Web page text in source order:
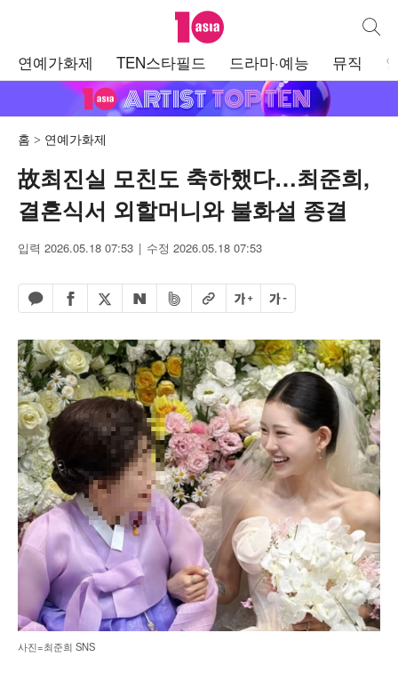
텐아시아 통합
연예가화제 TEN스타필드 드라마·예능 뮤직
홈 연예가화제
故최진실 모친도 축하했다…최준희,
결혼식서 외할머니와 불화설 종결
입력 2026.05.18 07:53 수정 2026.05.18 07:53
카카오톡 공유하기
페이스북 공유하기
엑스 공유하기
네이버 공유하기
밴드 공유하기
URL복사글자 크게글자 작게
사진=최준희 SNS